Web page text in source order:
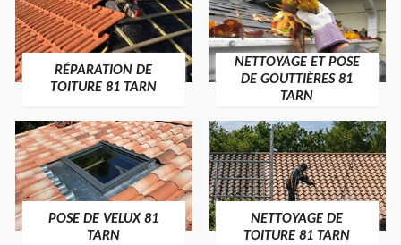
RÉPARATION DE
TOITURE 81 TARN
NETTOYAGE ET POSE
DE GOUTTIÈRES 81
TARN
POSE DE VELUX 81
TARN
NETTOYAGE DE
TOITURE 81 TARN